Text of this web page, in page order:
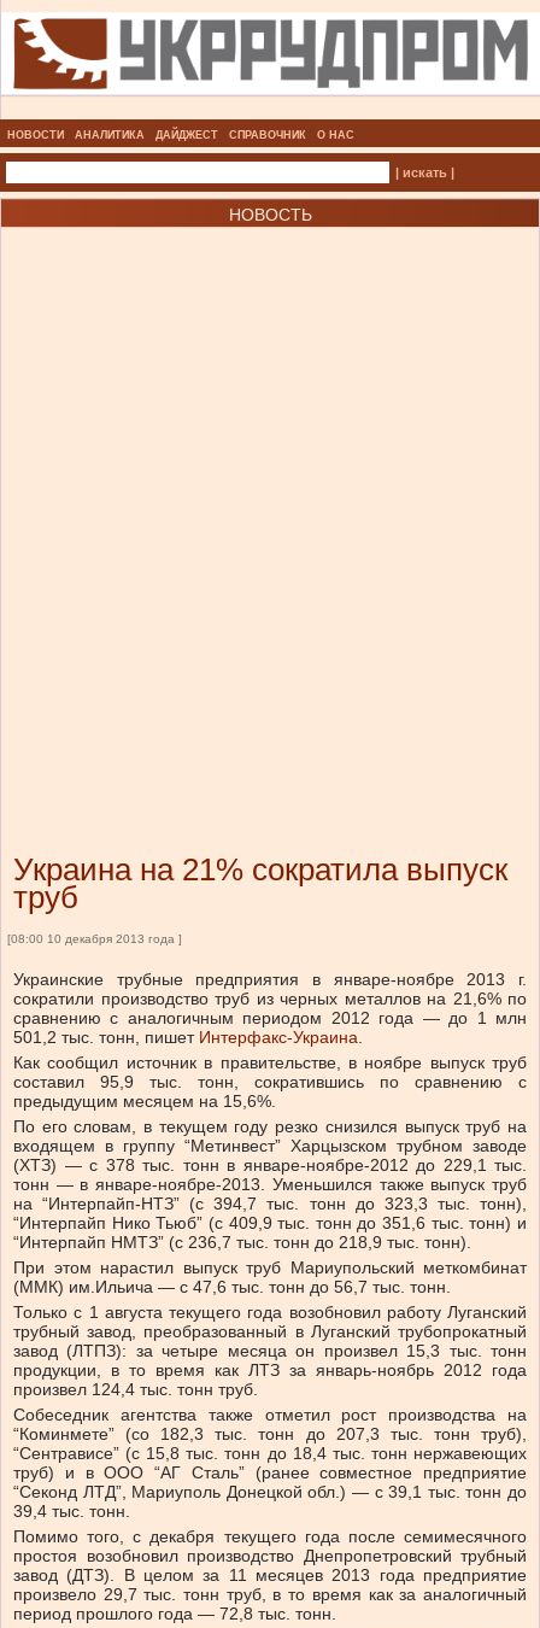
НОВОСТИ АНАЛИТИКА ДАЙДЖЕСТ СПРАВОЧНИК О НАС
| искать |
НОВОСТЬ
Украина на 21% сократила выпуск
труб
[08:00 10 декабря 2013 года ]
Украинские трубные предприятия в январе-ноябре 2013 г.
сократили производство труб из черных металлов на 21,6% по
сравнению с аналогичным периодом 2012 года — до 1 млн
501,2 тыс. тонн, пишет Интерфакс-Украина.
Как сообщил источник в правительстве, в ноябре выпуск труб
составил 95,9 тыс. тонн, сократившись по сравнению с
предыдущим месяцем на 15,6%.
По его словам, в текущем году резко снизился выпуск труб на
входящем в группу “Метинвест” Харцызском трубном заводе
(ХТЗ) — с 378 тыс. тонн в январе-ноябре-2012 до 229,1 тыс.
тонн — в январе-ноябре-2013. Уменьшился также выпуск труб
на “Интерпайп-НТЗ” (с 394,7 тыс. тонн до 323,3 тыс. тонн),
“Интерпайп Нико Тьюб” (с 409,9 тыс. тонн до 351,6 тыс. тонн) и
“Интерпайп НМТЗ” (с 236,7 тыс. тонн до 218,9 тыс. тонн).
При этом нарастил выпуск труб Мариупольский меткомбинат
(ММК) им.Ильича — с 47,6 тыс. тонн до 56,7 тыс. тонн.
Только с 1 августа текущего года возобновил работу Луганский
трубный завод, преобразованный в Луганский трубопрокатный
завод (ЛТПЗ): за четыре месяца он произвел 15,3 тыс. тонн
продукции, в то время как ЛТЗ за январь-ноябрь 2012 года
произвел 124,4 тыс. тонн труб.
Собеседник агентства также отметил рост производства на
“Коминмете” (со 182,3 тыс. тонн до 207,3 тыс. тонн труб),
“Сентрависе” (с 15,8 тыс. тонн до 18,4 тыс. тонн нержавеющих
труб) и в ООО “АГ Сталь” (ранее совместное предприятие
“Секонд ЛТД”, Мариуполь Донецкой обл.) — с 39,1 тыс. тонн до
39,4 тыс. тонн.
Помимо того, с декабря текущего года после семимесячного
простоя возобновил производство Днепропетровский трубный
завод (ДТЗ). В целом за 11 месяцев 2013 года предприятие
произвело 29,7 тыс. тонн труб, в то время как за аналогичный
период прошлого года — 72,8 тыс. тонн.